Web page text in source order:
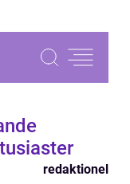
redaktionel